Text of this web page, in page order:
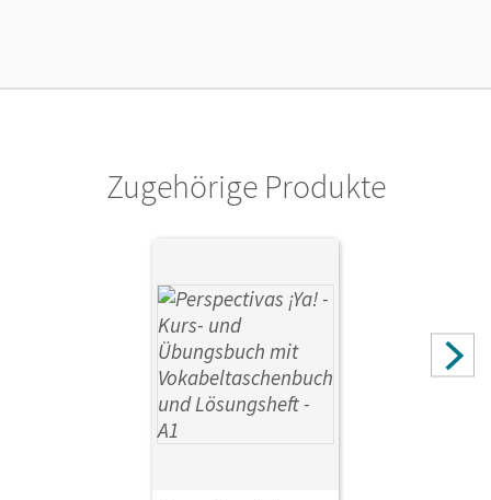
Zugehörige Produkte